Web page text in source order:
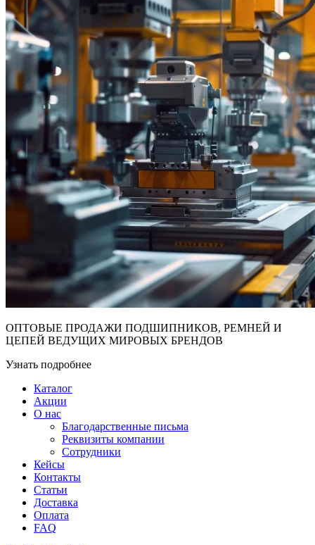
ОПТОВЫЕ ПРОДАЖИ ПОДШИПНИКОВ, РЕМНЕЙ И
ЦЕПЕЙ ВЕДУЩИХ МИРОВЫХ БРЕНДОВ
Узнать подробнее
Каталог
Акции
О нас
Благодарственные письма
Реквизиты компании
Сотрудники
Кейсы
Контакты
Статьи
Доставка
Оплата
FAQ